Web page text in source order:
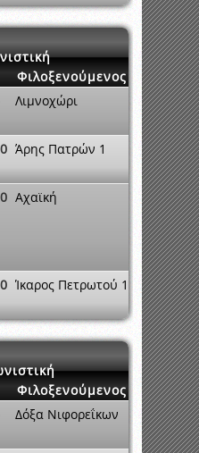
Φιλοξενούμενος
Λιμνοχώρι
Άρης Πατρών 1
Αχαϊκή
Ίκαρος Πετρωτού 1
Φιλοξενούμενος
Δόξα Νιφορεΐκων